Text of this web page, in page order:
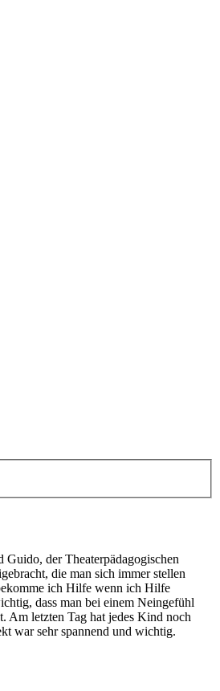
der Theaterpädagogischen
die man sich immer stellen
ich Hilfe wenn ich Hilfe
dass man bei einem Neingefühl
Am letzten Tag hat jedes Kind noch
war sehr spannend und wichtig.